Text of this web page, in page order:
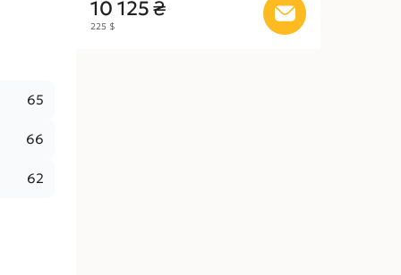
65
66
62
10 125 ₴
225 $